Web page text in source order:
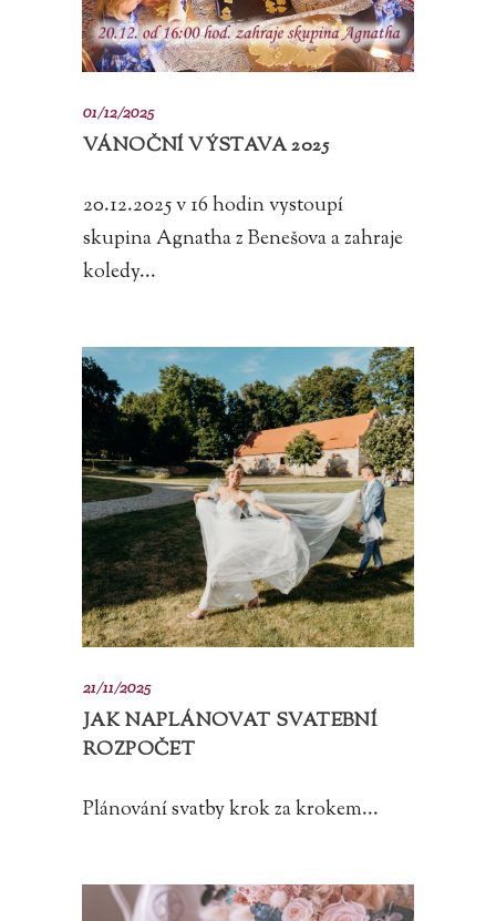
01/12/2025
VÁNOČNÍ VÝSTAVA 2025
20.12.2025 v 16 hodin vystoupí
skupina Agnatha z Benešova a zahraje
koledy...
21/11/2025
JAK NAPLÁNOVAT SVATEBNÍ
ROZPOČET
Plánování svatby krok za krokem...